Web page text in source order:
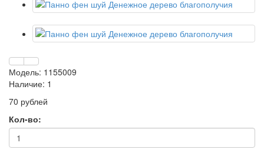
Модель: 1155009
Наличие: 1
70 рублей
Кол-во: